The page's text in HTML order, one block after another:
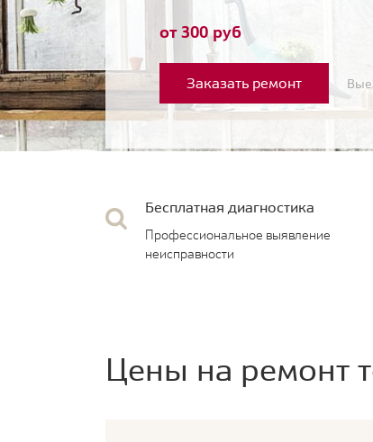
от 300 руб
Заказать ремонт
Бесплатная диагностика
Профессиональное выявление
неисправности
Цены на ремонт